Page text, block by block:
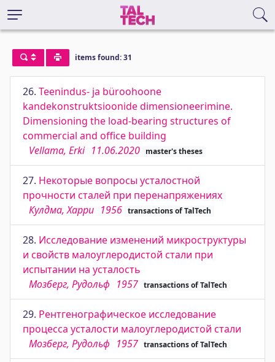
items found: 31
26. Teenindus- ja büroohoone
kandekonstruktsioonide dimensioneerimine.
Dimensioning the load-bearing structures of
commercial and office building
Vellama, Erki 11.06.2020 master's theses
27. Некоторые вопросы усталостной
прочности сталей при перенапряжениях
Кулдма, Харри 1956 transactions of TalTech
28. Исследование изменений микроструктуры
и свойств малоуглеродистой стали при
испытании на усталость
Мозберг, Рудольф 1957 transactions of TalTech
29. Рентгенографическое исследование
процесса усталости малоуглеродистой стали
Мозберг, Рудольф 1957 transactions of TalTech